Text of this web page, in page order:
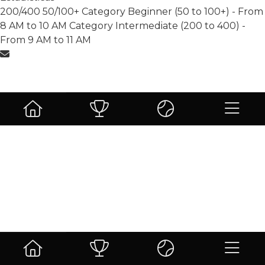
200/400 50/100+ Category Beginner (50 to 100+) - From
8 AM to 10 AM Category Intermediate (200 to 400) -
From 9 AM to 11 AM
Sin resultados.